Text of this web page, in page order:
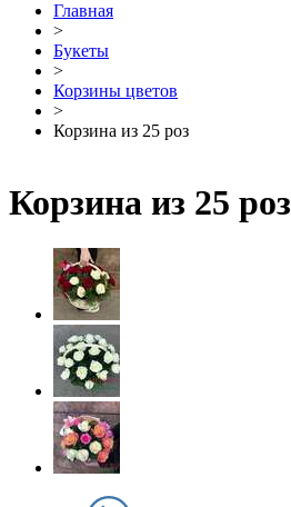
Главная
>
Букеты
>
Корзины цветов
>
Корзина из 25 роз
Корзина из 25 роз